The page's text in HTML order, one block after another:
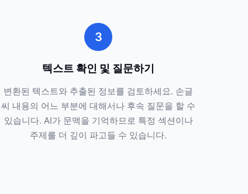
3
텍스트 확인 및 질문하기
변환된 텍스트와 추출된 정보를 검토하세요. 손글
씨 내용의 어느 부분에 대해서나 후속 질문을 할 수
있습니다. AI가 문맥을 기억하므로 특정 섹션이나
주제를 더 깊이 파고들 수 있습니다.